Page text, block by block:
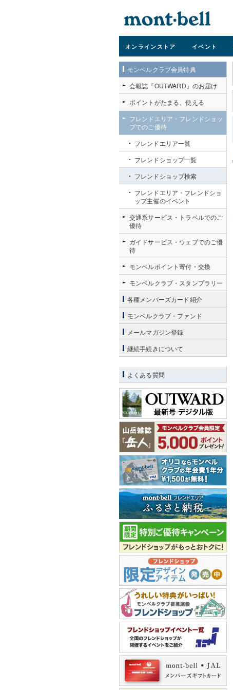
オンラインストア イベント
モンベルクラブ会員特典
会報誌『OUTWARD』のお届け
ポイントがたまる、使える
フレンドエリア・フレンドショッ
プでのご優待
フレンドエリア一覧
フレンドショップ一覧
フレンドショップ検索
フレンドエリア・フレンドショ
ップ主催のイベント
交通系サービス・トラベルでのご
優待
ガイドサービス・ウェブでのご優
待
モンベルポイント寄付・交換
モンベルクラブ・スタンプラリー
各種メンバーズカード紹介
モンベルクラブ・ファンド
メールマガジン登録
継続手続きについて
よくある質問